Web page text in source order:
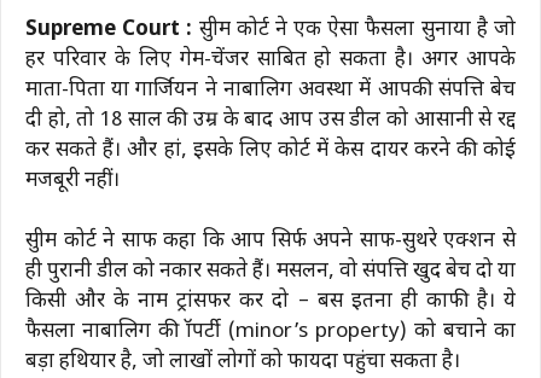
Supreme Court : सुप्रीम कोर्ट ने एक ऐसा फैसला सुनाया है जो
हर परिवार के लिए गेम-चेंजर साबित हो सकता है। अगर आपके
माता-पिता या गार्जियन ने नाबालिग अवस्था में आपकी संपत्ति बेच
दी हो, तो 18 साल की उम्र के बाद आप उस डील को आसानी से रद्द
कर सकते हैं। और हां, इसके लिए कोर्ट में केस दायर करने की कोई
मजबूरी नहीं।
सुप्रीम कोर्ट ने साफ कहा कि आप सिर्फ अपने साफ-सुथरे एक्शन से
ही पुरानी डील को नकार सकते हैं। मसलन, वो संपत्ति खुद बेच दो या
किसी और के नाम ट्रांसफर कर दो – बस इतना ही काफी है। ये
फैसला नाबालिग की प्रॉपर्टी (minor’s property) को बचाने का
बड़ा हथियार है, जो लाखों लोगों को फायदा पहुंचा सकता है।